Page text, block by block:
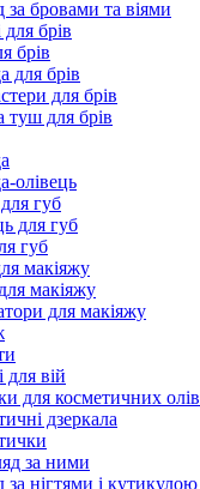
за бровами та віями
для брів
брів
для брів
для брів
туш для брів
олівець
губ
для губ
губ
макіяжу
макіяжу
для макіяжу
вій
для косметичних
дзеркала
за ними
за нігтями і кутикулою